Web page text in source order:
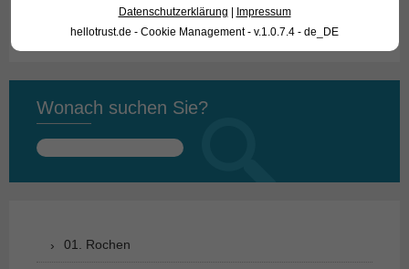
Wonach suchen Sie?
Suchen
01. Rochen
Datenschutzerklärung | Impressum
hellotrust.de - Cookie Management - v.1.0.7.4 - de_DE